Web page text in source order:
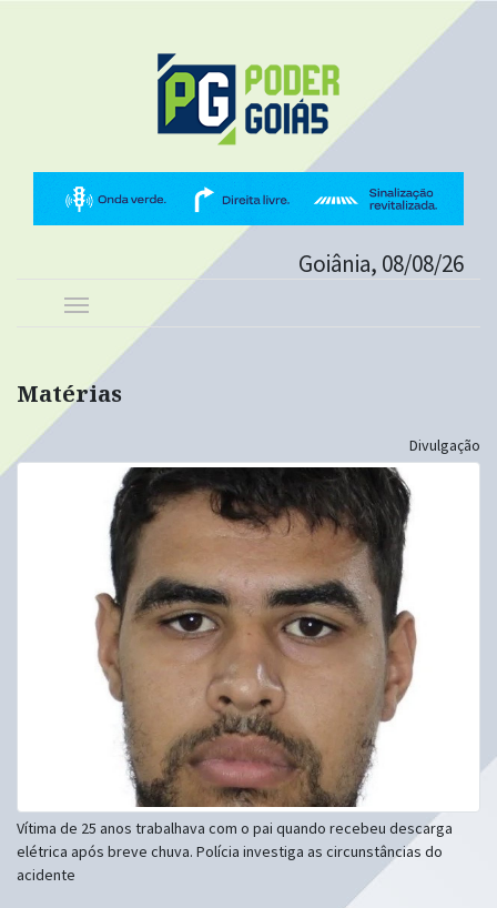
Goiânia, 08/08/26
Matérias
Divulgação
Vítima de 25 anos trabalhava com o pai quando recebeu descarga
elétrica após breve chuva. Polícia investiga as circunstâncias do
acidente